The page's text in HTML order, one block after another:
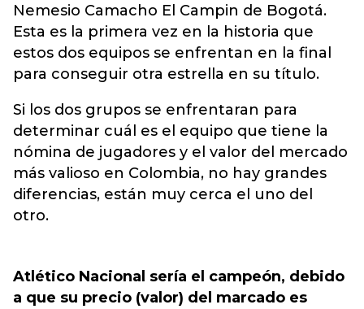
Nemesio Camacho El Campin de Bogotá.
Esta es la primera vez en la historia que
estos dos equipos se enfrentan en la final
para conseguir otra estrella en su título.
Si los dos grupos se enfrentaran para
determinar cuál es el equipo que tiene la
nómina de jugadores y el valor del mercado
más valioso en Colombia, no hay grandes
diferencias, están muy cerca el uno del
otro.
Atlético Nacional sería el campeón, debido
a que su precio (valor) del marcado es